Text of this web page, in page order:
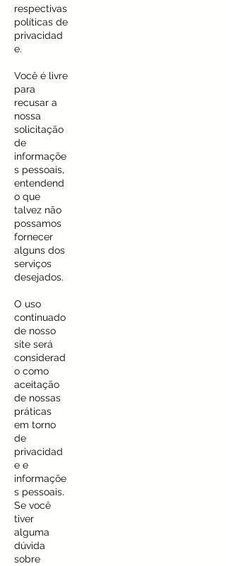
respectivas
políticas de
privacidad
e.
Você é livre
para
recusar a
nossa
solicitação
de
informaçõe
s pessoais,
entendend
o que
talvez não
possamos
fornecer
alguns dos
serviços
desejados.
O uso
continuado
de nosso
site será
considerad
o como
aceitação
de nossas
práticas
em torno
de
privacidad
e e
informaçõe
s pessoais.
Se você
tiver
alguma
dúvida
sobre